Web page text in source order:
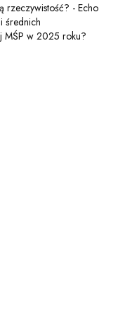
rzeczywistość? - Echo
średnich
MŚP w 2025 roku?